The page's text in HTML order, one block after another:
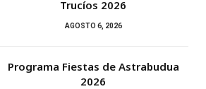
Trucíos 2026
AGOSTO 6, 2026
Programa Fiestas de Astrabudua
2026